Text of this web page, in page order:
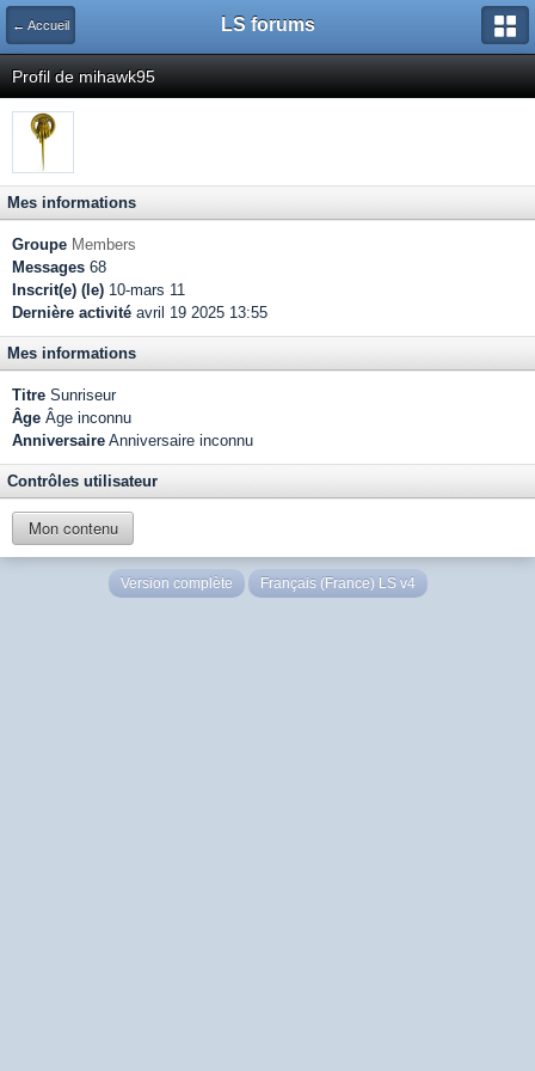
← Accueil LS forums
Profil de mihawk95
Mes informations
Groupe Members
Messages 68
Inscrit(e) (le) 10-mars 11
Dernière activité avril 19 2025 13:55
Mes informations
Titre Sunriseur
Âge Âge inconnu
Anniversaire Anniversaire inconnu
Contrôles utilisateur
Mon contenu
Version complète Français (France) LS v4